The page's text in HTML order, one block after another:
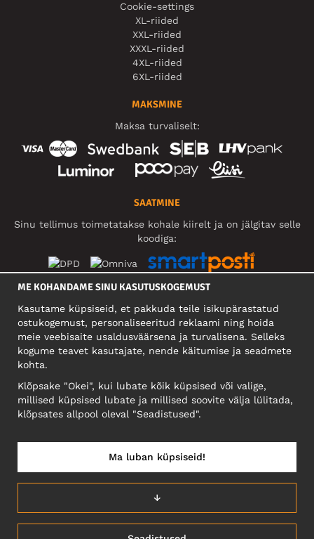
Cookie-settings
XL-riided
XXL-riided
XXXL-riided
4XL-riided
6XL-riided
MAKSMINE
Maksa turvaliselt:
SAATMINE
Sinu tellimus toimetatakse kohale kiirelt ja on jälgitav selle
koodiga:
FIRMA
Mäeküla tn 9, EE-13525 Tallinn
Reg: 17449603, KMKR: EE102960721
EESTI/EESTI KEEL
ME KOHANDAME SINU KASUTUSKOGEMUST
Kasutame küpsiseid, et pakkuda teile isikupärastatud
ostukogemust, personaliseeritud reklaami ning hoida
meie veebisaite usaldusväärsena ja turvalisena. Selleks
kogume teavet kasutajate, nende käitumise ja seadmete
kohta.
Klõpsake "Okei", kui lubate kõik küpsised või valige,
millised küpsised lubate ja millised soovite välja lülitada,
klõpsates allpool oleval "Seadistused".
↓
Ma luban küpsiseid!